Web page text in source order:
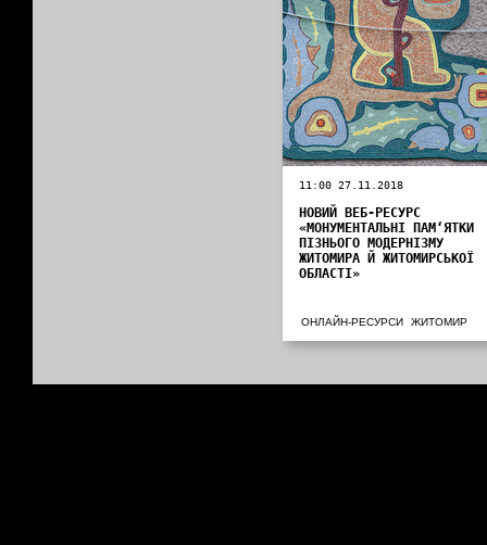
11:00 27.11.2018
НОВИЙ ВЕБ-РЕСУРС
«МОНУМЕНТАЛЬНІ ПАМ‘ЯТКИ
ПІЗНЬОГО МОДЕРНІЗМУ
ЖИТОМИРА Й ЖИТОМИРСЬКОЇ
ОБЛАСТІ»
ОНЛАЙН-РЕСУРСИ ЖИТОМИР